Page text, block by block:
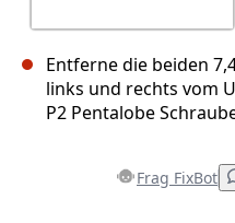
Entferne die beiden
links und rechts vom
P2 Pentalobe
Frag FixBot